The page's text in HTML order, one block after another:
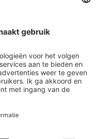
ons